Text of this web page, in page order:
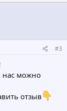
#3
нас можно
отзыв